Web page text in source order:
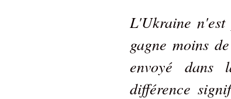
L'Ukraine n'est
gagne moins
envoyé dans
différence